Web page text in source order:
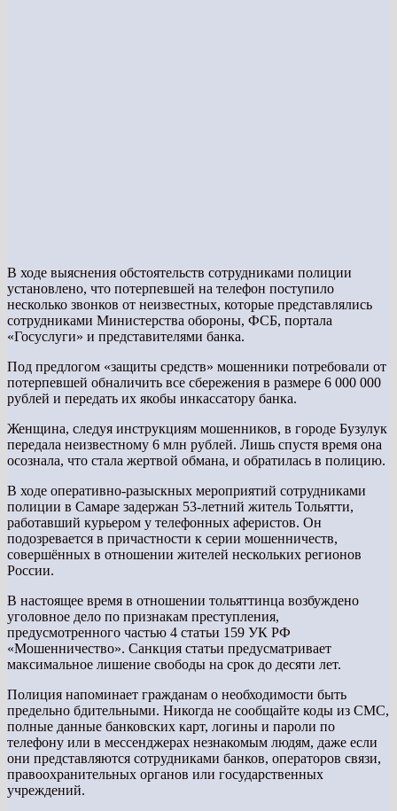
В ходе выяснения обстоятельств сотрудниками полиции
установлено, что потерпевшей на телефон поступило
несколько звонков от неизвестных, которые представлялись
сотрудниками Министерства обороны, ФСБ, портала
«Госуслуги» и представителями банка.
Под предлогом «защиты средств» мошенники потребовали от
потерпевшей обналичить все сбережения в размере 6 000 000
рублей и передать их якобы инкассатору банка.
Женщина, следуя инструкциям мошенников, в городе Бузулук
передала неизвестному 6 млн рублей. Лишь спустя время она
осознала, что стала жертвой обмана, и обратилась в полицию.
В ходе оперативно-разыскных мероприятий сотрудниками
полиции в Самаре задержан 53-летний житель Тольятти,
работавший курьером у телефонных аферистов. Он
подозревается в причастности к серии мошенничеств,
совершённых в отношении жителей нескольких регионов
России.
В настоящее время в отношении тольяттинца возбуждено
уголовное дело по признакам преступления,
предусмотренного частью 4 статьи 159 УК РФ
«Мошенничество». Санкция статьи предусматривает
максимальное лишение свободы на срок до десяти лет.
Полиция напоминает гражданам о необходимости быть
предельно бдительными. Никогда не сообщайте коды из СМС,
полные данные банковских карт, логины и пароли по
телефону или в мессенджерах незнакомым людям, даже если
они представляются сотрудниками банков, операторов связи,
правоохранительных органов или государственных
учреждений.